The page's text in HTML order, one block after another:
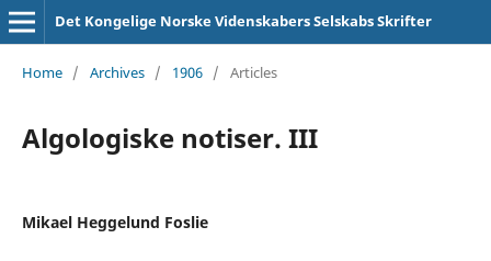
Det Kongelige Norske Videnskabers Selskabs Skrifter
Home / Archives / 1906 / Articles
Algologiske notiser. III
Mikael Heggelund Foslie